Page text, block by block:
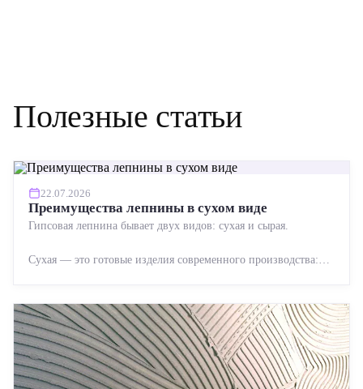
Полезные статьи
22.07.2026
Преимущества лепнины в сухом виде
Гипсовая лепнина бывает двух видов: сухая и сырая.
Сухая — это готовые изделия современного производства: